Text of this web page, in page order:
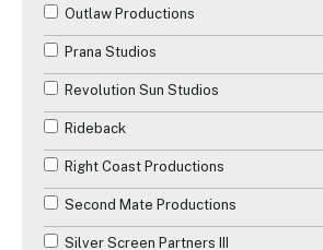
Outlaw Productions
Prana Studios
Revolution Sun Studios
Rideback
Right Coast Productions
Second Mate Productions
Silver Screen Partners III